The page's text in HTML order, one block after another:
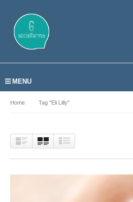
MENU
Home Tag "Eli Lilly"